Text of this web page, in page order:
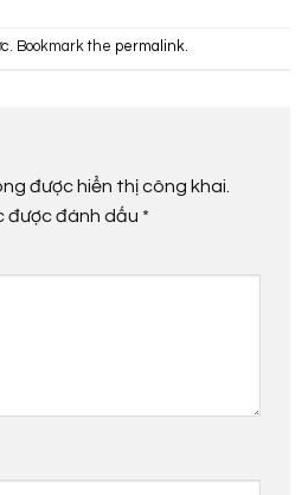
. Bookmark the permalink.
được hiển thị công khai.
được đánh dấu *